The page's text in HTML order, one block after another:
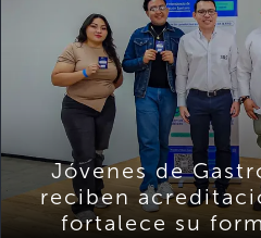
Jóvenes de
reciben
fortalece su